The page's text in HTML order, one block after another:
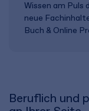
Wissen am Puls
neue
Buch & Online
Beruflich und